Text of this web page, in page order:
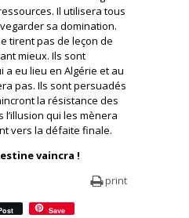
Il utilisera tous
sa domination.
tirent pas de leçon de
mieux. Ils sont
a eu lieu en Algérie et au
pas. Ils sont persuadés
la résistance des
qui les mènera
vers la défaite finale.
vaincra !
print
Save